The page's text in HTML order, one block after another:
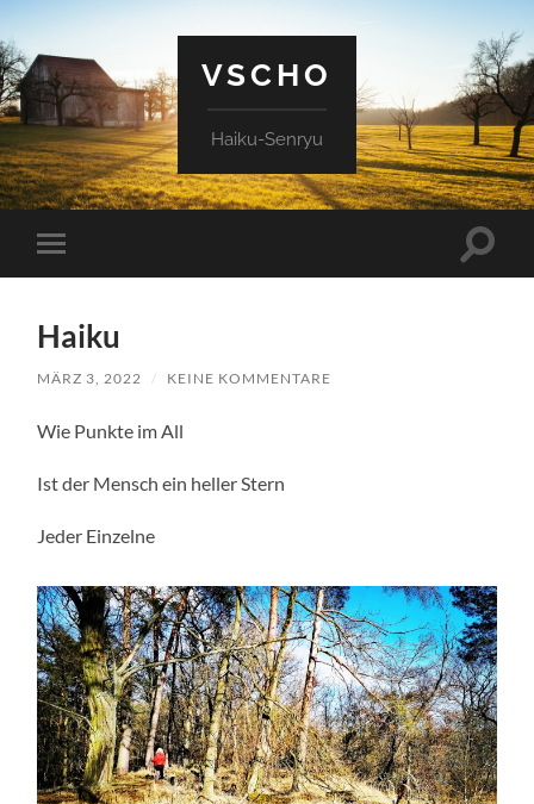
VSCHO
Haiku-Senryu
Mobile-
Menü
Haiku
MÄRZ 3, 2022 / KEINE KOMMENTARE
Wie Punkte im All
Ist der Mensch ein heller Stern
Jeder Einzelne